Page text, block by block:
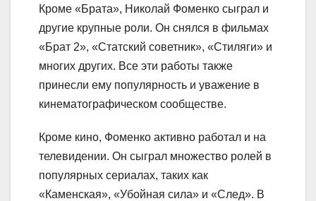
Кроме «Брата», Николай Фоменко сыграл и
другие крупные роли. Он снялся в фильмах
«Брат 2», «Статский советник», «Стиляги» и
многих других. Все эти работы также
принесли ему популярность и уважение в
кинематографическом сообществе.
Кроме кино, Фоменко активно работал и на
телевидении. Он сыграл множество ролей в
популярных сериалах, таких как
«Каменская», «Убойная сила» и «След». В